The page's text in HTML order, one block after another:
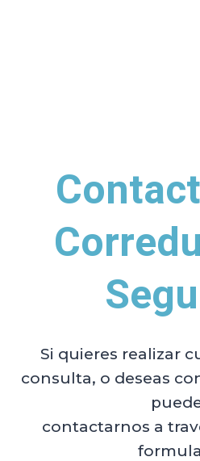
Si quieres realizar
consulta, o deseas
contactarnos a